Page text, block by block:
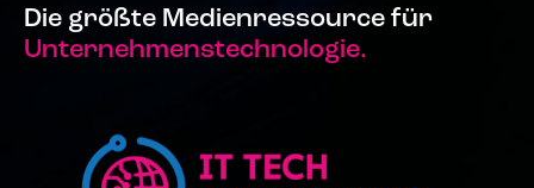
Die größte Medienressource für
Unternehmenstechnologie.